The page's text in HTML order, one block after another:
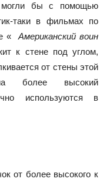
бы с помощью
таки в фильмах по
« Американский воин
к стене под углом,
от стены этой
более высокий
используются в
от более высокого к